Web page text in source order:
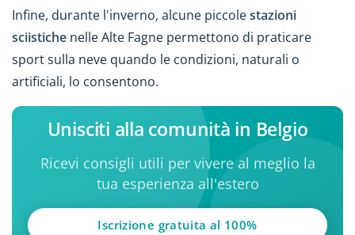
Infine, durante l'inverno, alcune piccolestazioni
sciistiche nelle Alte Fagne permettono di praticare
sport sulla neve quando le condizioni, naturali o
artificiali, lo consentono.
Unisciti alla comunità in Belgio
Ricevi consigli utili per vivere al meglio la
tua esperienza all'estero
Iscrizione gratuita al 100%